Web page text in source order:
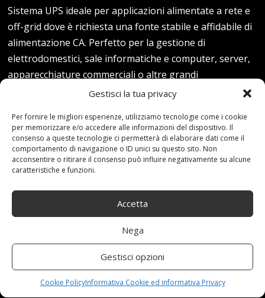
Gestisci la tua privacy
Per fornire le migliori esperienze, utilizziamo tecnologie come i cookie
per memorizzare e/o accedere alle informazioni del dispositivo. Il
consenso a queste tecnologie ci permetterà di elaborare dati come il
comportamento di navigazione o ID unici su questo sito. Non
acconsentire o ritirare il consenso può influire negativamente su alcune
caratteristiche e funzioni.
Accetta
Nega
Gestisci opzioni
Cookie PolicyInformativa Cookie ed informativa Privacy
Sistema UPS ideale per applicazioni alimentate a rete e
off-grid dove è richiesta una fonte stabile e affidabile di
alimentazione CA. Perfetto per la gestione di
elettrodomestici, sale informatiche e computer, server,
apparecchiature commerciali o altre grandi
apparecchiature elettroniche.Assicura che gli
elettrica è instabile, intermittente o la potenza viene
improvvisamente interrotta. Mentre la rete elettrica è
disponibile, il sistema lo collega…
Articoli recenti